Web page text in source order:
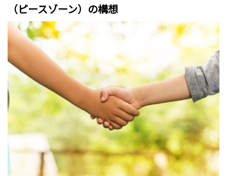
（ピースゾーン）の構想